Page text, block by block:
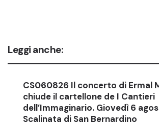
Leggi anche:
CS060826 Il concerto di Ermal
chiude il cartellone de I Cantieri
dell’Immaginario. Giovedì 6
Scalinata di San Bernardino